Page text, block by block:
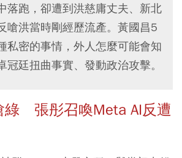
落跑，卻遭到洪慈庸丈夫、新北
嗆洪當時剛經歷流產。黃國昌5
私密的事情，外人怎麼可能會知
冠廷扭曲事實、發動政治攻擊。
綠 張彤召喚Meta AI反遭